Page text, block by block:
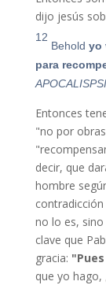
dijo jesús
12
Behold yo
para
Entonces
"no por
decir, que
hombre
no lo es,
clave que
gracia: "Pues
que yo hago,